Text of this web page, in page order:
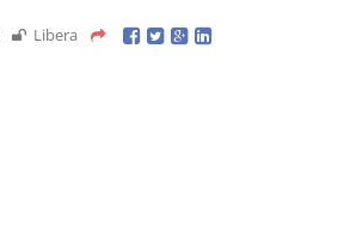
Libera